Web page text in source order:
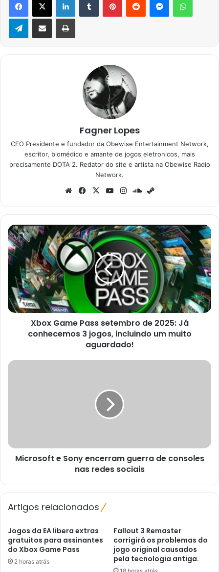
TelegramCompartilhar via e-mail Imprimir
Fagner Lopes
CEO Presidente e fundador da Obewise Entertainment Network,
escritor, biomédico e amante de jogos eletronicos, mais
precisamente DOTA 2. Redator do site e artista na Obewise Radio
Network.
WebsiteFacebook
X YouTubeInstagramSoundCloud
Xbox
Game
Pass
setembro
2025:
Já
conhecemos
3
incluindo
aguardado!
Xbox Game Pass setembro de 2025: Já
conhecemos 3 jogos, incluindo um muito
aguardado!
Microsoft
redes
sociais
Microsoft e Sony encerram guerra de consoles
nas redes sociais
Artigos relacionados
Jogos da EA libera extras
gratuitos para assinantes
do Xbox Game Pass
2 horas atrás
Fallout 3 Remaster
corrigirá os problemas do
jogo original causados ​​
pela tecnologia antiga.